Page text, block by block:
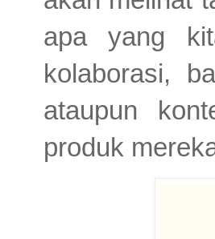
apa yang
kolaborasi,
ataupun
produk